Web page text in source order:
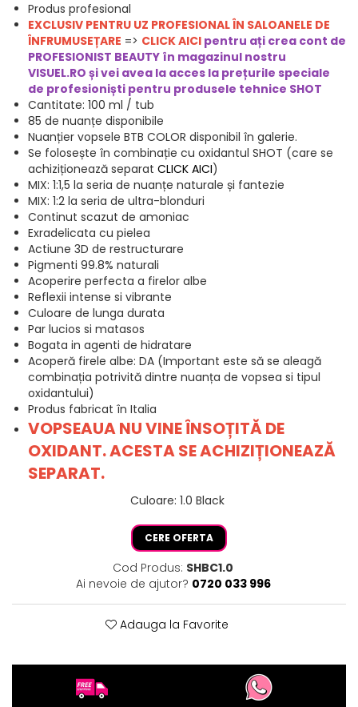
Produs profesional
EXCLUSIV PENTRU UZ PROFESIONAL ÎN SALOANELE DE
ÎNFRUMUSEȚARE => CLICK AICI pentru ați crea cont de
PROFESIONIST BEAUTY în magazinul nostru
VISUEL.RO și vei avea la acces la prețurile speciale
de profesioniști pentru produsele tehnice SHOT
Cantitate: 100 ml / tub
85 de nuanțe disponibile
Nuanțier vopsele BTB COLOR disponibil în galerie.
Se folosește în combinație cu oxidantul SHOT (care se
achiziționează separat CLICK AICI)
MIX: 1:1,5 la seria de nuanțe naturale și fantezie
MIX: 1:2 la seria de ultra-blonduri
Continut scazut de amoniac
Exradelicata cu pielea
Actiune 3D de restructurare
Pigmenti 99.8% naturali
Acoperire perfecta a firelor albe
Reflexii intense si vibrante
Culoare de lunga durata
Par lucios si matasos
Bogata in agenti de hidratare
Acoperă firele albe: DA (Important este să se aleagă
combinația potrivită dintre nuanța de vopsea si tipul
oxidantului)
Produs fabricat în Italia
VOPSEAUA NU VINE ÎNSOȚITĂ DE
OXIDANT. ACESTA SE ACHIZIȚIONEAZĂ
SEPARAT.
Culoare: 1.0 Black
CERE OFERTA
Cod Produs: SHBC1.0
Ai nevoie de ajutor? 0720 033 996
Adauga la Favorite